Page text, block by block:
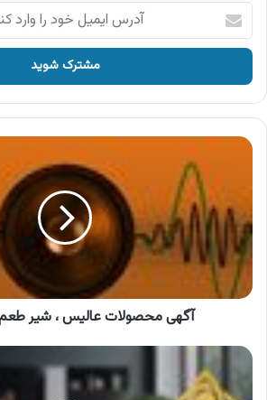
آدرس
ایمیل
خود
وارد
کنید
آگهی
شیر
طعم
دار
عالیس
آگهی محصولات عالیس ، شیر
آگهی
عالیس